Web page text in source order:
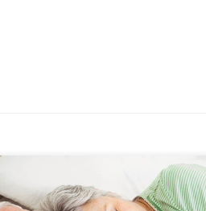
Badanie: Używanie medycznej
seniorów związane jest z